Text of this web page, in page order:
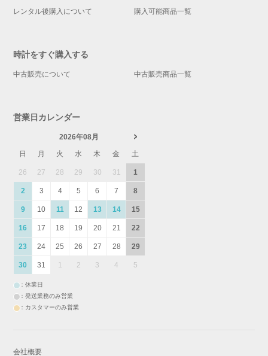
レンタル後購入について 購入可能商品一覧
時計をすぐ購入する
中古販売について 中古販売商品一覧
営業日カレンダー
2026年08月
日
月 火 水 木 金 土
26 27 28 29 30 31 1
2 3 4 5 6 7 8
9 10 11 12 13 14 15
16 17 18 19 20 21 22
23 24 25 26 27 28 29
30 31 1 2 3 4 5
：休業日
：発送業務のみ営業
：カスタマーのみ営業
会社概要